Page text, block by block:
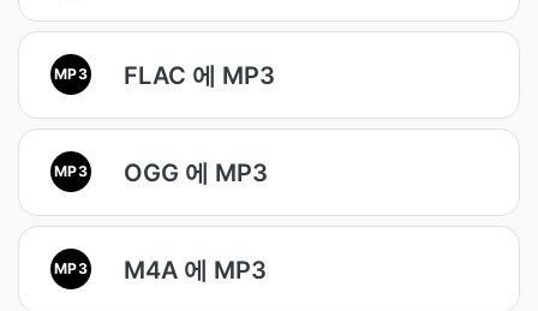
MP3 FLAC 에 MP3
MP3 OGG 에 MP3
MP3 M4A 에 MP3